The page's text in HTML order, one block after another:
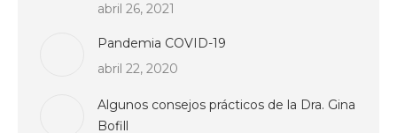
abril 26, 2021
Pandemia COVID-19
abril 22, 2020
Algunos consejos prácticos de la Dra. Gina
Bofill